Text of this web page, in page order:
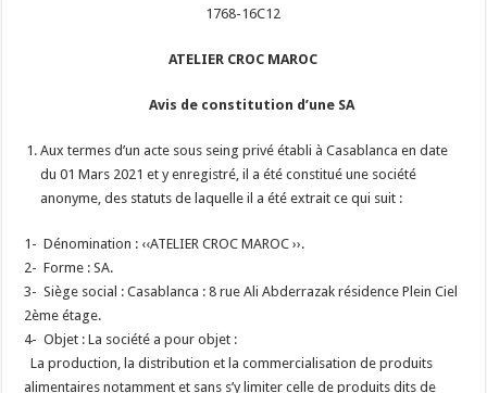
1768-16C12
ATELIER CROC MAROC
Avis de constitution d’une SA
Aux termes d’un acte sous seing privé établi à Casablanca en date
du 01 Mars 2021 et y enregistré, il a été constitué une société
anonyme, des statuts de laquelle il a été extrait ce qui suit :
1- Dénomination : ‹‹ATELIER CROC MAROC ››.
2- Forme : SA.
3- Siège social : Casablanca :8 rue Ali Abderrazak résidence Plein Ciel
2ème étage.
4- Objet : La société a pour objet :
La production, la distribution et la commercialisation de produits
alimentaires notamment et sans s’y limiter celle de produits dits de